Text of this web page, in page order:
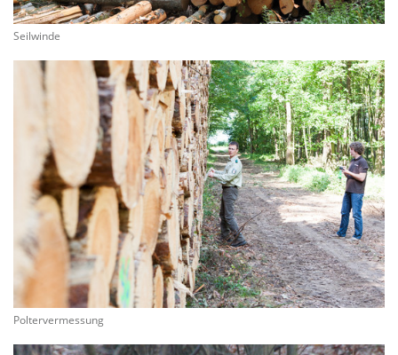
Seilwinde
Poltervermessung